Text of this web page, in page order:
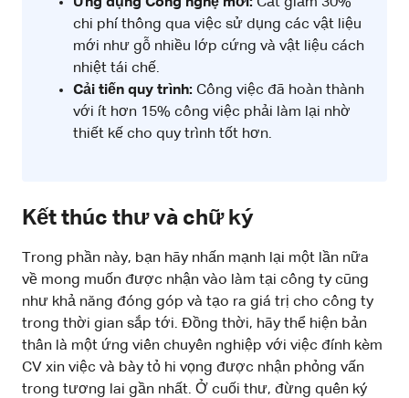
chi phí thông qua việc sử dụng các vật liệu
mới như gỗ nhiều lớp cứng và vật liệu cách
nhiệt tái chế.
Cải tiến quy trình: Công việc đã hoàn thành
với ít hơn 15% công việc phải làm lại nhờ
thiết kế cho quy trình tốt hơn.
Kết thúc thư và chữ ký
Trong phần này, bạn hãy nhấn mạnh lại một lần nữa
về mong muốn được nhận vào làm tại công ty cũng
như khả năng đóng góp và tạo ra giá trị cho công ty
trong thời gian sắp tới. Đồng thời, hãy thể hiện bản
thân là một ứng viên chuyên nghiệp với việc đính kèm
CV xin việc và bày tỏ hi vọng được nhận phỏng vấn
trong tương lai gần nhất. Ở cuối thư, đừng quên ký